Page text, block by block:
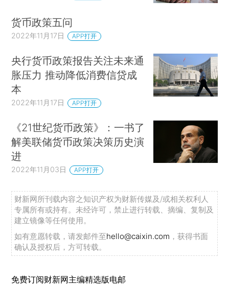
货币政策五问
2022年11月17日 APP打开
央行货币政策报告关注未来通
胀压力 推动降低消费信贷成
本
2022年11月17日 APP打开
《21世纪货币政策》：一书了
解美联储货币政策决策历史演
进
2022年11月03日 APP打开
财新网所刊载内容之知识产权为财新传媒及/或相关权利人
专属所有或持有。未经许可，禁止进行转载、摘编、复制及
建立镜像等任何使用。
如有意愿转载，请发邮件至hello@caixin.com ，获得书面
确认及授权后，方可转载。
免费订阅财新网主编精选版电邮